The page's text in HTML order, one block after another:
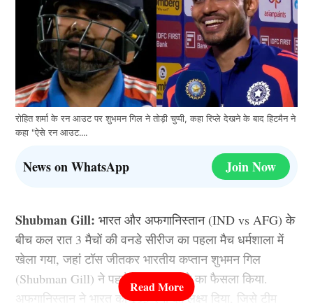
रोहित शर्मा के रन आउट पर शुभमन गिल ने तोड़ी चुप्पी, कहा रिप्ले देखने के बाद हिटमैन ने
कहा "ऐसे रन आउट....
News on WhatsApp Join Now
Shubman Gill: भारत और अफगानिस्तान (IND vs AFG) के
बीच कल रात 3 मैचों की वनडे सीरीज का पहला मैच धर्मशाला में
खेला गया, जहां टॉस जीतकर भारतीय कप्तान शुभमन गिल
(Shubman Gill) ने पहले गेंदबाजी करने का फैसला किया.
अफगानिस्तान ने भारत को 195 रनों का लक्ष्य दिया, जिसे टीम